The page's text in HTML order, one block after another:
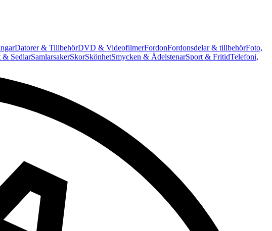
Datorer & TillbehörDVD & VideofilmerFordonFordonsdelar & tillbehörFoto,
& SedlarSamlarsakerSkorSkönhetSmycken & ÄdelstenarSport & FritidTelefoni,